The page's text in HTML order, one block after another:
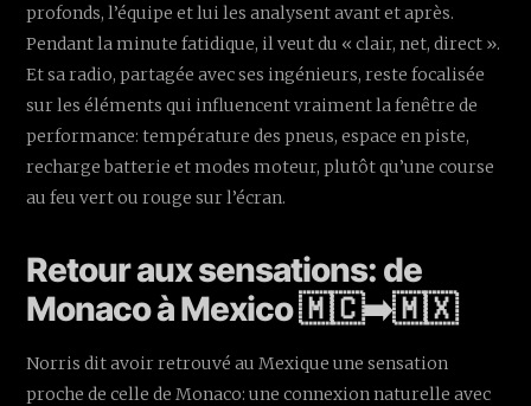
profonds, l’équipe et lui les analysent avant et après.
Pendant la minute fatidique, il veut du « clair, net, direct ».
Et sa radio, partagée avec ses ingénieurs, reste focalisée
sur les éléments qui influencent vraiment la fenêtre de
performance: température des pneus, espace en piste,
recharge batterie et modes moteur, plutôt qu’une course
au feu vert ou rouge sur l’écran.
Retour aux sensations: de
Monaco à Mexico 🇲🇨➡️🇲🇽
Norris dit avoir retrouvé au Mexique une sensation
proche de celle de Monaco: une connexion naturelle avec